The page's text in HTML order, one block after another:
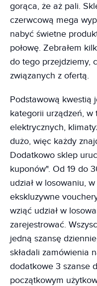
gorąca, że aż pali.
czerwcową mega
nabyć świetne
połowę. Zebrałem
do tego przejdziemy,
związanych z ofertą.
Podstawową kwestią
kategorii urządzeń, w
elektrycznych,
dużo, więc każdy
Dodatkowo sklep
kuponów". Od 19 do
udział w losowaniu,
ekskluzywne
wziąć udział w
zarejestrować.
jedną szansę
składali zamówienia
dodatkowe 3 szanse
początkowym